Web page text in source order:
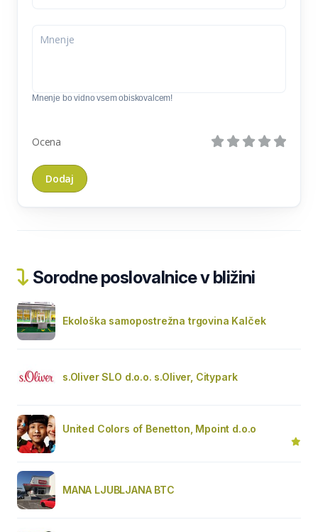
Mnenje bo vidno vsem obiskovalcem!
Ocena
Sorodne poslovalnice v bližini
Ekološka samopostrežna trgovina Kalček
s.Oliver SLO d.o.o. s.Oliver, Citypark
United Colors of Benetton, Mpoint d.o.o
MANA LJUBLJANA BTC